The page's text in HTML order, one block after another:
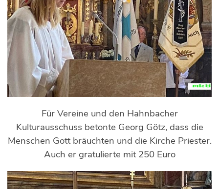
Für Vereine und den Hahnbacher
Kulturausschuss betonte Georg Götz, dass die
Menschen Gott bräuchten und die Kirche Priester.
Auch er gratulierte mit 250 Euro